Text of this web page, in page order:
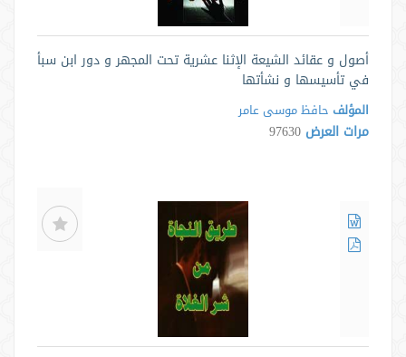
أصول و عقائد الشيعة الإثنا عشرية تحت المجهر و دور ابن سبأ
في تأسيسها و نشأتها
المؤلف حافظ موسى عامر
مرات العرض 97630